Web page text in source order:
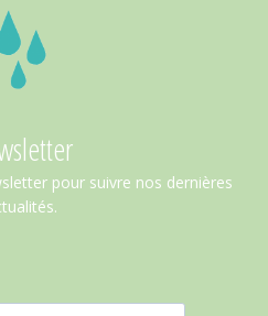
pour suivre nos dernières